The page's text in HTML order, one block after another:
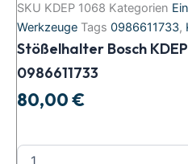
SKU KDEP 1068 Kategorien
Werkzeuge Tags 0986611733,
Stößelhalter Bosch
0986611733
80,00€
KDEP1068
KDEP
1068
0986611733
Menge